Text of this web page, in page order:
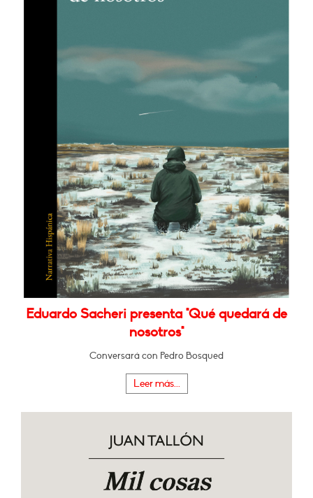
Eduardo Sacheri presenta "Qué quedará de
nosotros"
Conversará con Pedro Bosqued
Leer más...